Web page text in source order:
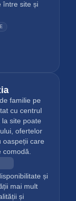
între site și
familie pe
cu centrul
site poate
ofertelor
oaspeții care
comodă.
și
mai mult
și